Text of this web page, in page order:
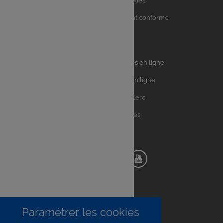
Accessibilité : partiellement conforme
E.Leclerc DRIVE - Courses en ligne
E.Leclerc TRAITEUR en ligne
Ma Cave par E.Leclerc
Toutes les recettes
instagram
Notre
youtube
Paramétrer les cookies